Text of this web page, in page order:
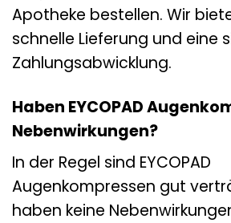
Apotheke bestellen. Wir
schnelle Lieferung und eine
Zahlungsabwicklung.
Haben EYCOPAD
Nebenwirkungen?
In der Regel sind EYCOPAD
Augenkompressen gut
haben keine